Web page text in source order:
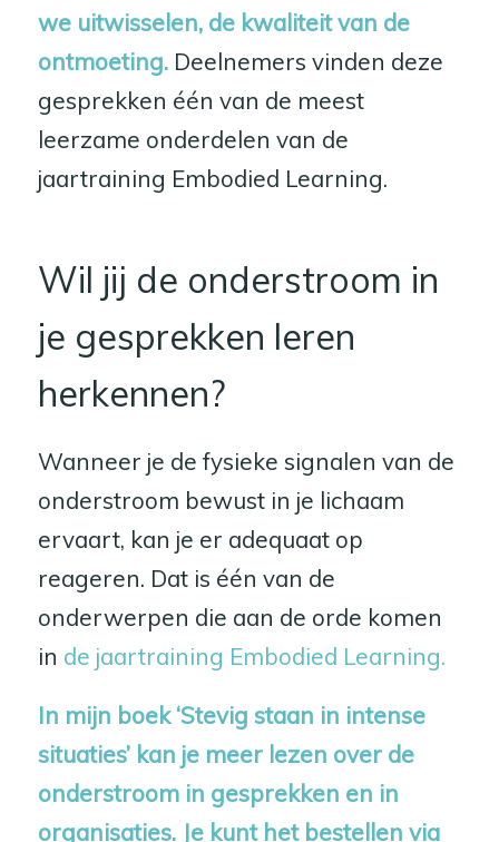
we uitwisselen, de kwaliteit van de
ontmoeting.Deelnemers vinden deze
gesprekken één van de meest
leerzame onderdelen van de
jaartraining Embodied Learning.
Wil jij de onderstroom in
je gesprekken leren
herkennen?
Wanneer je de fysieke signalen van de
onderstroom bewust in je lichaam
ervaart, kan je er adequaat op
reageren. Dat is één van de
onderwerpen die aan de orde komen
in de jaartraining Embodied Learning.
In mijn boek ‘Stevig staan in intense
situaties’ kan je meer lezen over de
onderstroom in gesprekken en in
organisaties. Je kunt het bestellen via